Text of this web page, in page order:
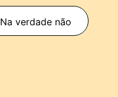
Na verdade não